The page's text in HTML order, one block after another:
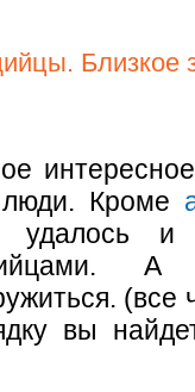
Близкое
Кроме
удалось и
(все
вы